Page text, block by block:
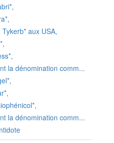
aux USA,
la dénomination comm...
la dénomination comm...